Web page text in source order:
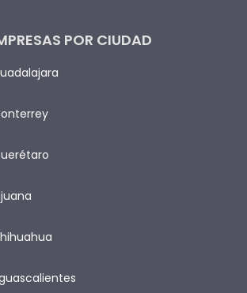
POR CIUDAD